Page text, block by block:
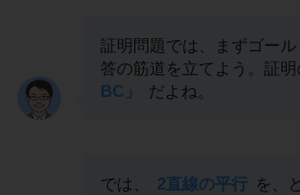
証明問題では、まずゴー
答の筋道を立てよう。証明
BC」
だよね。
では、 2直線の平行 を、